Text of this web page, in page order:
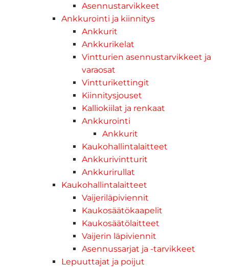
Asennustarvikkeet
Ankkurointi ja kiinnitys
Ankkurit
Ankkurikelat
Vintturien asennustarvikkeet ja
varaosat
Vintturikettingit
Kiinnitysjouset
Kalliokiilat ja renkaat
Ankkurointi
Ankkurit
Kaukohallintalaitteet
Ankkurivintturit
Ankkurirullat
Kaukohallintalaitteet
Vaijeriläpiviennit
Kaukosäätökaapelit
Kaukosäätölaitteet
Vaijerin läpiviennit
Asennussarjat ja -tarvikkeet
Lepuuttajat ja poijut